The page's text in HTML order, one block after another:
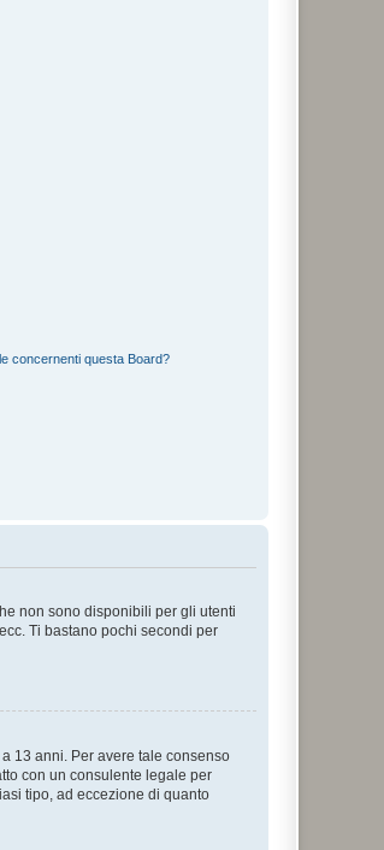
concernenti questa Board?
non sono disponibili per gli utenti
Ti bastano pochi secondi per
13 anni. Per avere tale consenso
con un consulente legale per
tipo, ad eccezione di quanto